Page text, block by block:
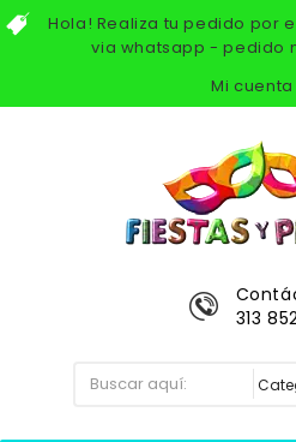
Hola! Realiza tu pedido por
via whatsapp - pedido
Mi cuenta
313